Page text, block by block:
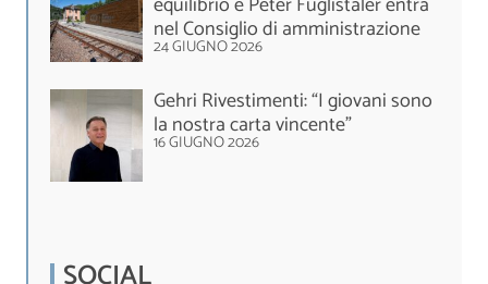
nel Consiglio di amministrazione
24 GIUGNO 2026
Gehri Rivestimenti: “I giovani sono
la nostra carta vincente”
16 GIUGNO 2026